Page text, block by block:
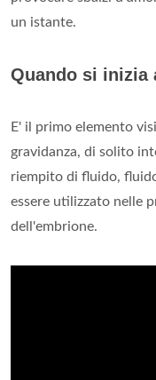
un istante.
Quando si inizia
E' il primo elemento
gravidanza, di solito
riempito di fluido,
essere utilizzato nelle
dell'embrione.